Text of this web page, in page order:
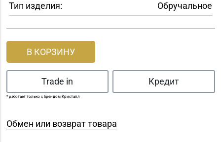
Тип изделия:
Обручальное
В КОРЗИНУ
Trade in Кредит
* работает только с брендом Кристалл
Обмен или возврат товара